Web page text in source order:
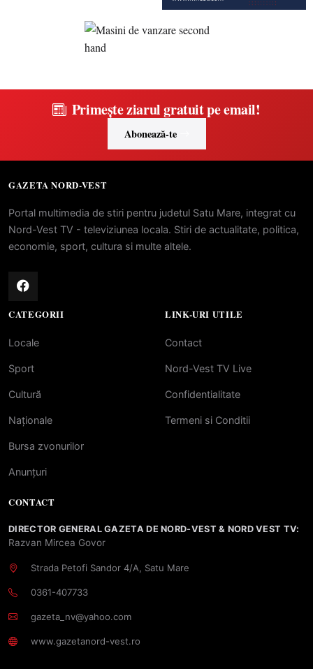
Primește ziarul gratuit pe email!
Abonează-te
GAZETA NORD-VEST
Portal multimedia de stiri pentru judetul Satu Mare, integrat cu
Nord-Vest TV - televiziunea locala. Stiri de actualitate, politica,
economie, sport, cultura si multe altele.
CATEGORII
Locale
Sport
Cultură
Naționale
Bursa zvonurilor
Anunțuri
LINK-URI UTILE
Contact
Nord-Vest TV Live
Confidentialitate
Termeni si Conditii
CONTACT
DIRECTOR GENERAL GAZETA DE NORD-VEST & NORD VEST TV:
Razvan Mircea Govor
Strada Petofi Sandor 4/A, Satu Mare
0361-407733
gazeta_nv@yahoo.com
www.gazetanord-vest.ro